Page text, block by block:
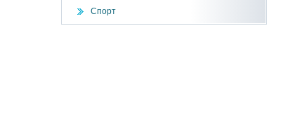
Спорт